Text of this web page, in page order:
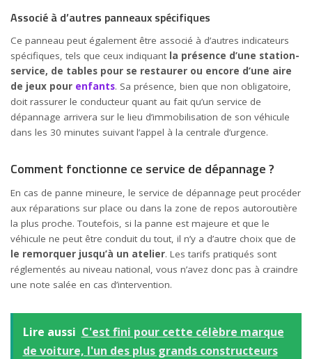
Associé à d’autres panneaux spécifiques
Ce panneau peut également être associé à d’autres indicateurs
spécifiques, tels que ceux indiquant la présence d’une station-
service, de tables pour se restaurer ou encore d’une aire
de jeux pour enfants. Sa présence, bien que non obligatoire,
doit rassurer le conducteur quant au fait qu’un service de
dépannage arrivera sur le lieu d’immobilisation de son véhicule
dans les 30 minutes suivant l’appel à la centrale d’urgence.
Comment fonctionne ce service de dépannage ?
En cas de panne mineure, le service de dépannage peut procéder
aux réparations sur place ou dans la zone de repos autoroutière
la plus proche. Toutefois, si la panne est majeure et que le
véhicule ne peut être conduit du tout, il n’y a d’autre choix que de
le remorquer jusqu’à un atelier. Les tarifs pratiqués sont
réglementés au niveau national, vous n’avez donc pas à craindre
une note salée en cas d’intervention.
Lire aussi C'est fini pour cette célèbre marque
de voiture, l'un des plus grands constructeurs